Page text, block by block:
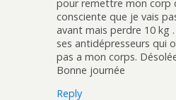
pour remettre mon corp
consciente que je vais
avant mais perdre 10 kg
ses antidépresseurs qui
pas a mon corps.
Bonne journée
Reply